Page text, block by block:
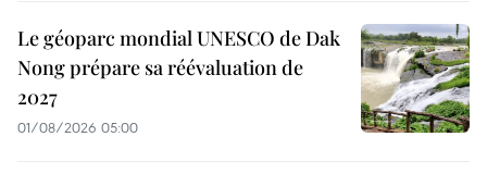
Le géoparc mondial UNESCO de Dak
Nong prépare sa réévaluation de
2027
01/08/2026 05:00